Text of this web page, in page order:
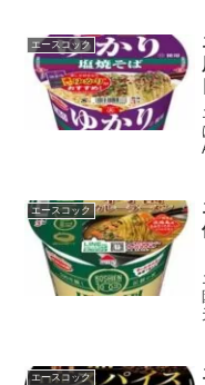
エースコック
エースコック
エースコック